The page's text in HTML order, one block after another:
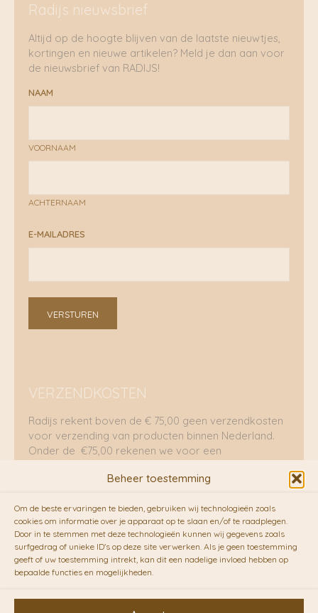
Beheer toestemming
Om de beste ervaringen te bieden, gebruiken wij technologieën zoals
cookies om informatie over je apparaat op te slaan en/of te raadplegen.
Door in te stemmen met deze technologieën kunnen wij gegevens zoals
surfgedrag of unieke ID's op deze site verwerken. Als je geen toestemming
geeft of uw toestemming intrekt, kan dit een nadelige invloed hebben op
bepaalde functies en mogelijkheden.
Radijs nieuwsbrief
Altijd op de hoogte blijven van de laatste nieuwtjes,
kortingen en nieuwe artikelen? Meld je dan aan voor
de nieuwsbrief van RADIJS!
NAAM
VOORNAAM
ACHTERNAAM
E-MAILADRES
VERSTUREN
VERZENDKOSTEN
Radijs rekent boven de € 75,00 geen verzendkosten
voor verzending van producten binnen Nederland.
Onder de €75,00 rekenen we voor een
RADIJS werkt samen met de duurzame bezorgdienst
vanFietskoeriers.nl. Pakketten (mits voorradig) voor
10.00 uur besteld op een doordeweekse dag,
bezorgen zij soms nog op dezelfde dag in de
avonduren! Brievenbuspakjes de volgende dag. En
waar mogelijk ook echt op de fiets!!